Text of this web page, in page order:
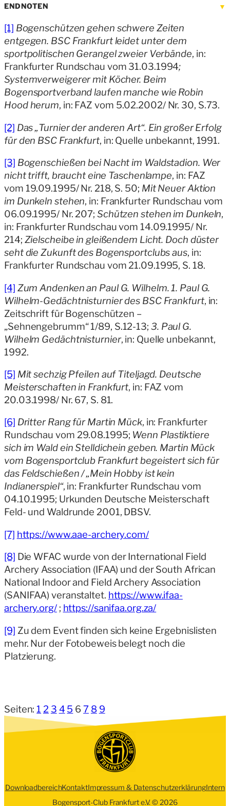
ENDNOTEN
[1] Bogenschützen gehen schwere Zeiten
entgegen. BSC Frankfurt leidet unter dem
sportpolitischen Gerangel zweier Verbände, in:
Frankfurter Rundschau vom 31.03.1994;
Systemverweigerer mit Köcher. Beim
Bogensportverband laufen manche wie Robin
Hood herum, in: FAZ vom 5.02.2002/ Nr. 30, S.73.
[2] Das „Turnier der anderen Art“. Ein großer Erfolg
für den BSC Frankfurt, in: Quelle unbekannt, 1991.
[3] Bogenschießen bei Nacht im Waldstadion. Wer
nicht trifft, braucht eine Taschenlampe, in: FAZ
vom 19.09.1995/ Nr. 218, S. 50; Mit Neuer Aktion
im Dunkeln stehen, in: Frankfurter Rundschau vom
06.09.1995/ Nr. 207; Schützen stehen im Dunkeln,
in: Frankfurter Rundschau vom 14.09.1995/ Nr.
214; Zielscheibe in gleißendem Licht. Doch düster
seht die Zukunft des Bogensportclubs aus, in:
Frankfurter Rundschau vom 21.09.1995, S. 18.
[4] Zum Andenken an Paul G. Wilhelm. 1. Paul G.
Wilhelm-Gedächtnisturnier des BSC Frankfurt, in:
Zeitschrift für Bogenschützen –
„Sehnengebrumm“ 1/89, S.12-13; 3. Paul G.
Wilhelm Gedächtnisturnier, in: Quelle unbekannt,
1992.
[5] Mit sechzig Pfeilen auf Titeljagd. Deutsche
Meisterschaften in Frankfurt, in: FAZ vom
20.03.1998/ Nr. 67, S. 81.
[6] Dritter Rang für Martin Mück, in: Frankfurter
Rundschau vom 29.08.1995; Wenn Plastiktiere
sich im Wald ein Stelldichein geben. Martin Mück
vom Bogensportclub Frankfurt begeistert sich für
das Feldschießen / „Mein Hobby ist kein
Indianerspiel“, in: Frankfurter Rundschau vom
04.10.1995; Urkunden Deutsche Meisterschaft
Feld- und Waldrunde 2001, DBSV.
[7] https://www.aae-archery.com/
[8] Die WFAC wurde von der International Field
Archery Association (IFAA) und der South African
National Indoor and Field Archery Association
(SANIFAA) veranstaltet. https://www.ifaa-
archery.org/; https://sanifaa.org.za/
[9] Zu dem Event finden sich keine Ergebnislisten
mehr. Nur der Fotobeweis belegt noch die
Platzierung.
Seiten: 1 2 3 45 6 7 8 9
DownloadbereichKontaktImpressum & DatenschutzerklärungIntern
Bogensport-Club Frankfurt e.V. © 2026